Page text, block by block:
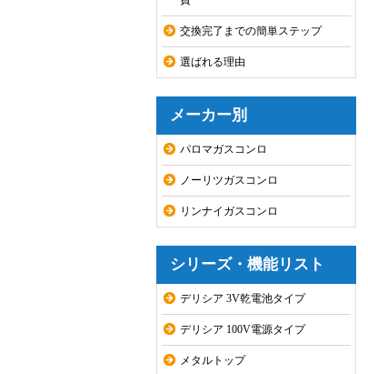
交換完了までの簡単ステップ
選ばれる理由
メーカー別
パロマガスコンロ
ノーリツガスコンロ
リンナイガスコンロ
シリーズ・機能リスト
デリシア 3V乾電池タイプ
デリシア 100V電源タイプ
メタルトップ